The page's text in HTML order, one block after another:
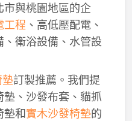
市與桃園地區的企
工程 、高低壓配電、
衛浴設備、水管設
墊訂製推薦。我們提
、沙發布套、貓抓
墊和實木沙發椅墊的